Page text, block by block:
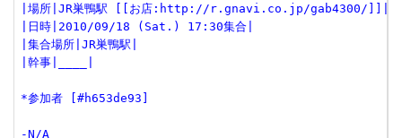
|場所|JR巣鴨駅 [[お店:http://r.gnavi.co.jp/gab4300/]]|
|日時|2010/09/18 (Sat.) 17:30集合|
|集合場所|JR巣鴨駅|
|幹事|____|
*参加者 [#h653de93]
-N/A